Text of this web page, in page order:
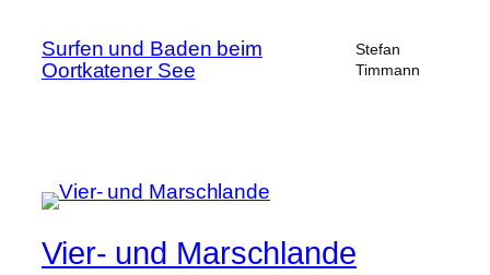
Surfen und Baden beim
Oortkatener See
Stefan
Timmann
Vier- und Marschlande